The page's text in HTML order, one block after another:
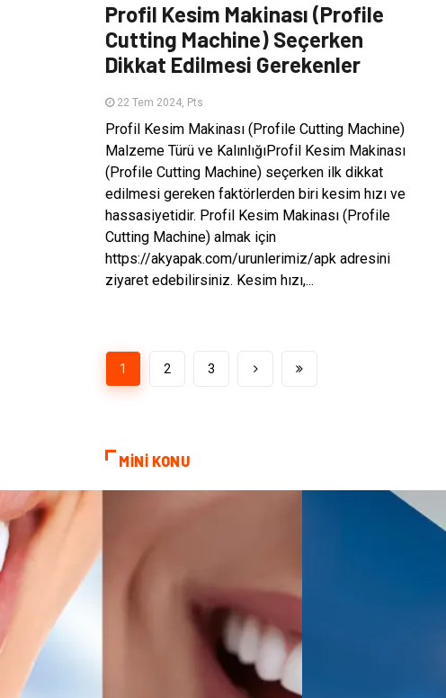
Profil Kesim Makinası (Profile
Cutting Machine) Seçerken
Dikkat Edilmesi Gerekenler
22 Tem 2024, Pts
Profil Kesim Makinası (Profile Cutting Machine)
Malzeme Türü ve KalınlığıProfil Kesim Makinası
(Profile Cutting Machine) seçerken ilk dikkat
edilmesi gereken faktörlerden biri kesim hızı ve
hassasiyetidir. Profil Kesim Makinası (Profile
Cutting Machine) almak için
https://akyapak.com/urunlerimiz/apk adresini
ziyaret edebilirsiniz. Kesim hızı,...
1 2 3
MİNİ KONU